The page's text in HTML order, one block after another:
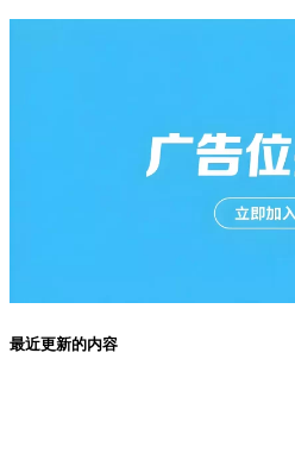
最近更新的内容